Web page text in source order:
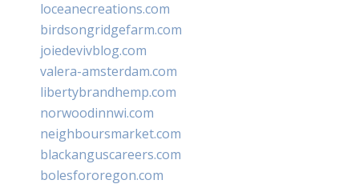
loceanecreations.com
birdsongridgefarm.com
joiedevivblog.com
valera-amsterdam.com
libertybrandhemp.com
norwoodinnwi.com
neighboursmarket.com
blackanguscareers.com
bolesfororegon.com